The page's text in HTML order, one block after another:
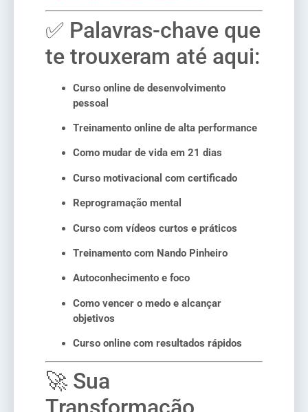
✅ Palavras-chave que
te trouxeram até aqui:
Curso online de desenvolvimento
pessoal
Treinamento online de alta performance
Como mudar de vida em 21 dias
Curso motivacional com certificado
Reprogramação mental
Curso com vídeos curtos e práticos
Treinamento com Nando Pinheiro
Autoconhecimento e foco
Como vencer o medo e alcançar
objetivos
Curso online com resultados rápidos
🚀 Sua